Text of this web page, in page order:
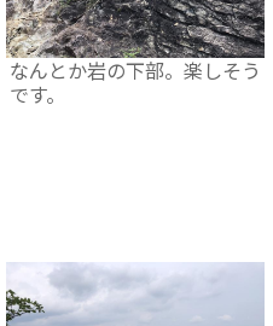
なんとか岩の下部。楽しそう
です。